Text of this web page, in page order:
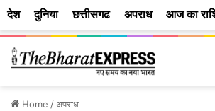
Home /अपराध
देश दुनिया छत्तीसगढ अपराध आज का